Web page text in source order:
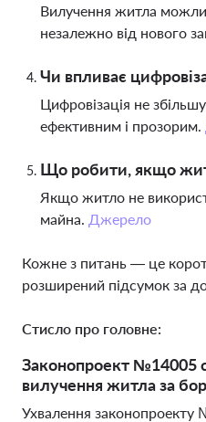
Вилучення житла
незалежно від нового
Чи впливає
Цифровізація не
ефективним і прозорим.
Що робити, якщо
Якщо житло не
майна. Джерело
Кожне з питань — це
розширений підсумок за
Стисло про головне:
Законопроект №14005
вилучення житла за
Ухвалення законопроекту